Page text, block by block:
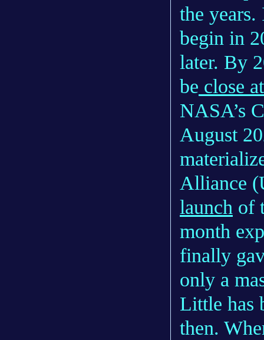
the
begin in
later. By
be close
NASA’s
August
Alliance
launch of
month
finally
only a
Little has
then.